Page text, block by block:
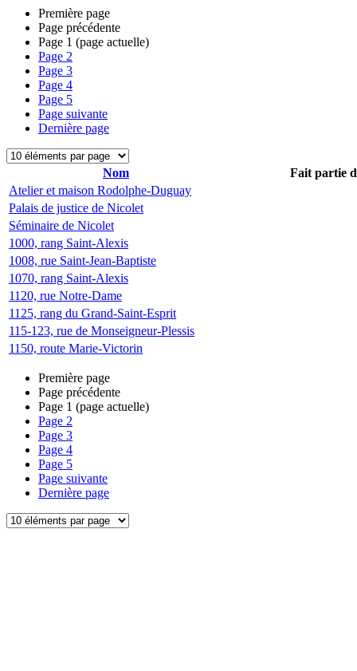
Première page
Page précédente
Page 1 (page actuelle)
Page 2
Page 3
Page 4
Page 5
Page suivante
Dernière page
Nom
Fait partie
Atelier et maison Rodolphe-Duguay
Palais de justice de Nicolet
Séminaire de Nicolet
1000, rang Saint-Alexis
1008, rue Saint-Jean-Baptiste
1070, rang Saint-Alexis
1120, rue Notre-Dame
1125, rang du Grand-Saint-Esprit
115-123, rue de Monseigneur-Plessis
1150, route Marie-Victorin
Première page
Page précédente
Page 1 (page actuelle)
Page 2
Page 3
Page 4
Page 5
Page suivante
Dernière page